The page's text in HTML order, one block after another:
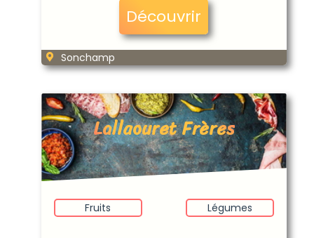
Découvrir
Sonchamp
Lallaouret Frères
Fruits Légumes